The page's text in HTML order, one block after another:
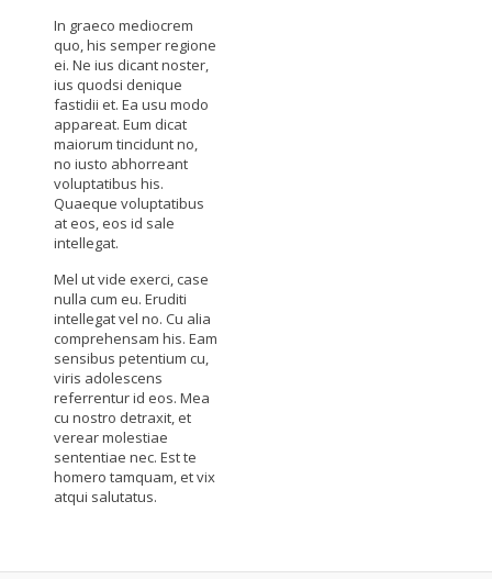
In graeco mediocrem
quo, his semper regione
ei. Ne ius dicant noster,
ius quodsi denique
fastidii et. Ea usu modo
appareat. Eum dicat
maiorum tincidunt no,
no iusto abhorreant
voluptatibus his.
Quaeque voluptatibus
at eos, eos id sale
intellegat.
Mel ut vide exerci, case
nulla cum eu. Eruditi
intellegat vel no. Cu alia
comprehensam his. Eam
sensibus petentium cu,
viris adolescens
referrentur id eos. Mea
cu nostro detraxit, et
verear molestiae
sententiae nec. Est te
homero tamquam, et vix
atqui salutatus.